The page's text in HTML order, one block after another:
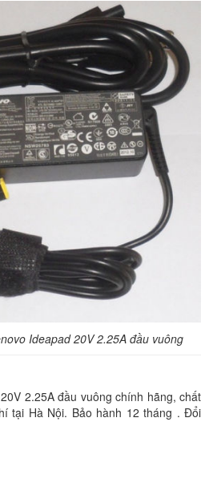
Ideapad 20V 2.25A đầu vuông
2.25A đầu vuông chính hãng, chất
tại Hà Nội. Bảo hành 12 tháng . Đổi